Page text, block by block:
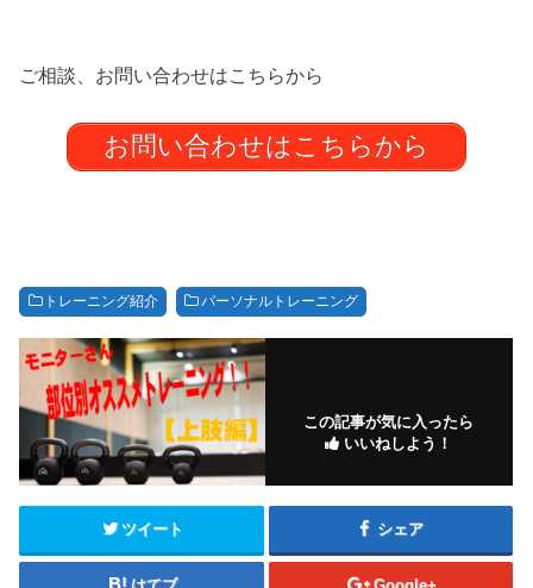
ご相談、お問い合わせはこちらから
お問い合わせはこちらから
トレーニング紹介 パーソナルトレーニング
この記事が気に入ったら
いいねしよう！
ツイート シェア